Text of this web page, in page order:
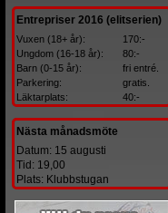
Entrepriser 2016 (elitserien)
Vuxen (18+ år):
170:-
Ungdom (16-18 år):
80:-
Barn (0-15 år):
fri entré.
Parkering:
gratis.
Läktarplats:
40:-
Nästa månadsmöte
Datum: 15 augusti
Tid: 19,00
Plats: Klubbstugan